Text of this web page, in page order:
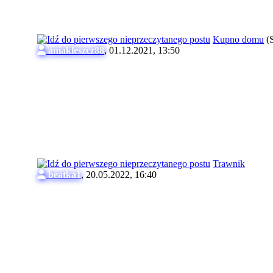
Kupno domu
aniakleszcz88, 01.12.2021, 13:50
Trawnik
beatka1, 20.05.2022, 16:40